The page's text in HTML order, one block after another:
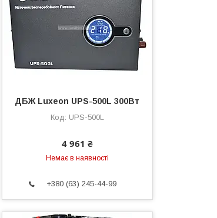
ДБЖ Luxeon UPS-500L 300Вт
UPS-500L
4 961 ₴
Немає в наявності
+380 (63) 245-44-99